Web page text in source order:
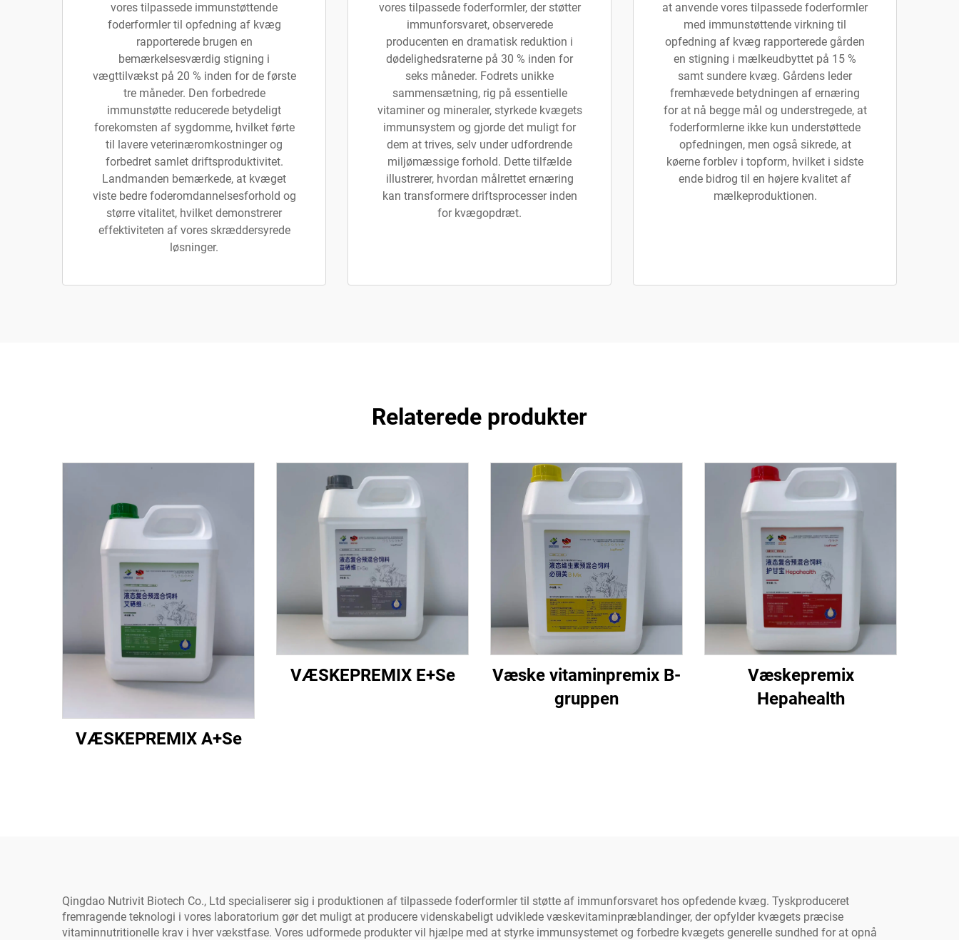
vores tilpassede immunstøttende
foderformler til opfedning af kvæg
rapporterede brugen en
bemærkelsesværdig stigning i
vægttilvækst på 20 % inden for de første
tre måneder. Den forbedrede
immunstøtte reducerede betydeligt
forekomsten af sygdomme, hvilket førte
til lavere veterinæromkostninger og
forbedret samlet driftsproduktivitet.
Landmanden bemærkede, at kvæget
viste bedre foderomdannelsesforhold og
større vitalitet, hvilket demonstrerer
effektiviteten af vores skræddersyrede
løsninger.
vores tilpassede foderformler, der støtter
immunforsvaret, observerede
producenten en dramatisk reduktion i
dødelighedsraterne på 30 % inden for
seks måneder. Fodrets unikke
sammensætning, rig på essentielle
vitaminer og mineraler, styrkede kvægets
immunsystem og gjorde det muligt for
dem at trives, selv under udfordrende
miljømæssige forhold. Dette tilfælde
illustrerer, hvordan målrettet ernæring
kan transformere driftsprocesser inden
for kvægopdræt.
at anvende vores tilpassede foderformler
med immunstøttende virkning til
opfedning af kvæg rapporterede gården
en stigning i mælkeudbyttet på 15 %
samt sundere kvæg. Gårdens leder
fremhævede betydningen af ernæring
for at nå begge mål og understregede, at
foderformlerne ikke kun understøttede
opfedningen, men også sikrede, at
køerne forblev i topform, hvilket i sidste
ende bidrog til en højere kvalitet af
mælkeproduktionen.
Relaterede produkter
VÆSKEPREMIX A+Se
VÆSKEPREMIX E+Se
Væske vitaminpremix B-
gruppen
Væskepremix
Hepahealth
Qingdao Nutrivit Biotech Co., Ltd specialiserer sig i produktionen af tilpassede foderformler til støtte af immunforsvaret hos opfedende kvæg. Tyskproduceret
fremragende teknologi i vores laboratorium gør det muligt at producere videnskabeligt udviklede væskevitaminpræblandinger, der opfylder kvægets præcise
vitaminnutritionelle krav i hver vækstfase. Vores udformede produkter vil hjælpe med at styrke immunsystemet og forbedre kvægets generelle sundhed for at opnå